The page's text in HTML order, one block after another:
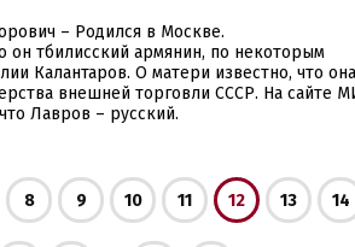
– Родился в Москве.
он тбилисский армянин, по некоторым
Калантаров. О матери известно, что
внешней торговли СССР. На сайте
Лавров – русский.
8 9 10 11 12 13 14